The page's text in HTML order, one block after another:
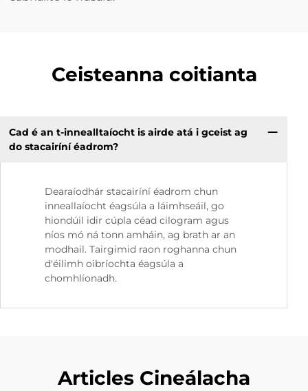
Ceisteanna coitianta
Cad é an t-innealltaíocht is airde atá i gceist ag
do stacairíní éadrom?
Dearaíodhár stacairíní éadrom chun
inneallaíocht éagsúla a láimhseáil, go
hiondúil idir cúpla céad cilogram agus
níos mó ná tonn amháin, ag brath ar an
modhail. Tairgimid raon roghanna chun
d'éilimh oibríochta éagsúla a
chomhlíonadh.
Articles Cineálacha